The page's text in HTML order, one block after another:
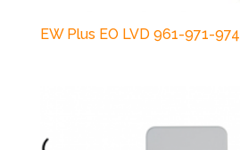
EW Plus EO LVD 961-971-974